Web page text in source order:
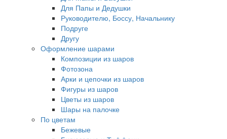
Для Папы и Дедушки
Руководителю, Боссу, Начальнику
Подруге
Другу
Оформление шарами
Композиции из шаров
Фотозона
Арки и цепочки из шаров
Фигуры из шаров
Цветы из шаров
Шары на палочке
По цветам
Бежевые